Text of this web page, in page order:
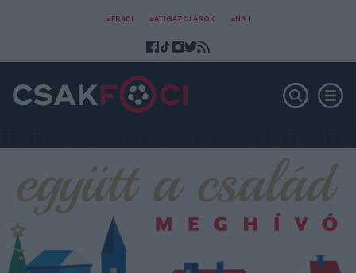
#FRADI #ÁTIGAZOLÁSOK #NB I